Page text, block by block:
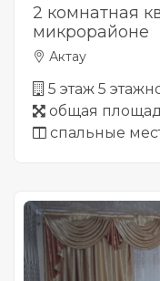
2 комнатная
микрорайоне
Актау
5 этаж 5
общая
спальные